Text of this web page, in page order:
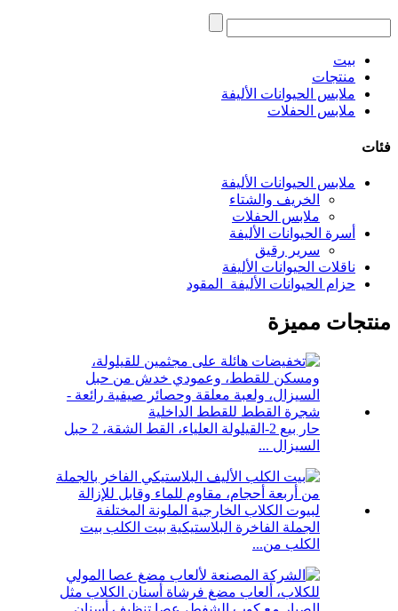
بيت
منتجات
ملابس الحيوانات الأليفة
ملابس الحفلات
فئات
ملابس الحيوانات الأليفة
الخريف والشتاء
ملابس الحفلات
أسرة الحيوانات الأليفة
سرير رقيق
ناقلات الحيوانات الأليفة
حزام الحيوانات الأليفة_المقود
منتجات مميزة
حار بيع 2-القيلولة العلياء، القط الشقة، 2 حبل
السيزال ...
الجملة الفاخرة البلاستيكية بيت الكلب بيت
الكلب من...